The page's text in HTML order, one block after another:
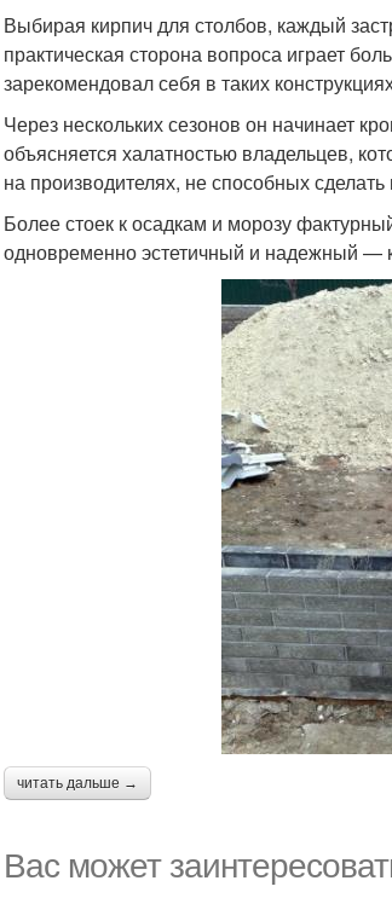
Выбирая кирпич для столбов, каждый
практическая сторона вопроса играет
зарекомендовал себя в таких
Через нескольких сезонов он начинает
объясняется халатностью владельцев,
на производителях, не способных
Более стоек к осадкам и морозу
одновременно эстетичный и надежный —
читать дальше →
Вас может